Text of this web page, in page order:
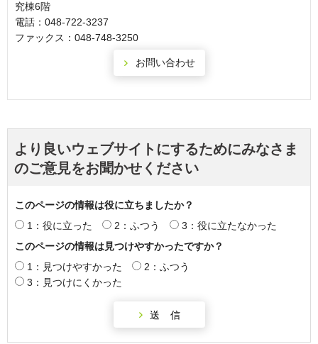
究棟6階
電話：048-722-3237
ファックス：048-748-3250
より良いウェブサイトにするためにみなさま
のご意見をお聞かせください
このページの情報は役に立ちましたか？
1：役に立った
2：ふつう
3：役に立たなかった
このページの情報は見つけやすかったですか？
1：見つけやすかった
2：ふつう
3：見つけにくかった